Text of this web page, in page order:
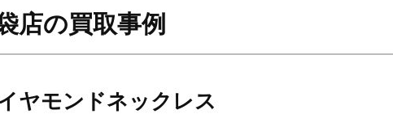
店の買取事例
ヤモンドネックレス